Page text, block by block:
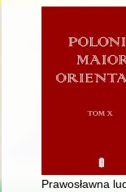
Prawosławna